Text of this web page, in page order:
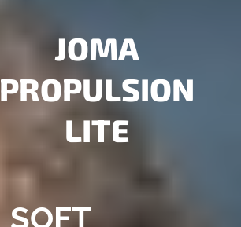
JOMA
PROPULSION
LITE
SOFT